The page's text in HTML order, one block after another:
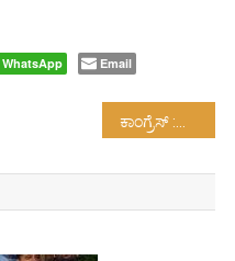
WhatsApp Email